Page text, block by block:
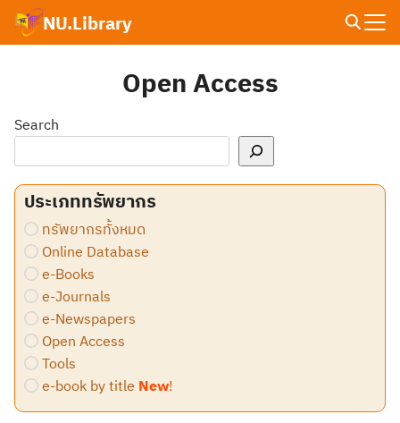
Skip
NU.Library
Open Access
Search
ประเภททรัพยากร
ทรัพยากรทั้งหมด
Online Database
e-Books
e-Journals
e-Newspapers
Open Access
Tools
e-book by title New!